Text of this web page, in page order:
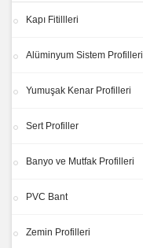
Kapı Fitillleri
Alüminyum Sistem Profilleri
Yumuşak Kenar Profilleri
Sert Profiller
Banyo ve Mutfak Profilleri
PVC Bant
Zemin Profilleri